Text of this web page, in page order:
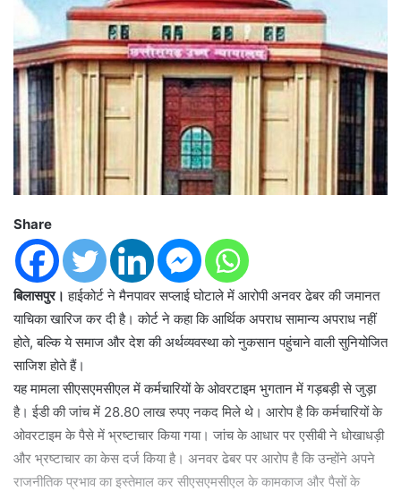
Share
बिलासपुर।हाईकोर्ट ने मैनपावर सप्लाई घोटाले में आरोपी अनवर ढेबर की जमानत
याचिका खारिज कर दी है। कोर्ट ने कहा कि आर्थिक अपराध सामान्य अपराध नहीं
होते, बल्कि ये समाज और देश की अर्थव्यवस्था को नुकसान पहुंचाने वाली सुनियोजित
साजिश होते हैं।
यह मामला सीएसएमसीएल में कर्मचारियों के ओवरटाइम भुगतान में गड़बड़ी से जुड़ा
है। ईडी की जांच में 28.80 लाख रुपए नकद मिले थे। आरोप है कि कर्मचारियों के
ओवरटाइम के पैसे में भ्रष्टाचार किया गया। जांच के आधार पर एसीबी ने धोखाधड़ी
और भ्रष्टाचार का केस दर्ज किया है। अनवर ढेबर पर आरोप है कि उन्होंने अपने
राजनीतिक प्रभाव का इस्तेमाल कर सीएसएमसीएल के कामकाज और पैसों के